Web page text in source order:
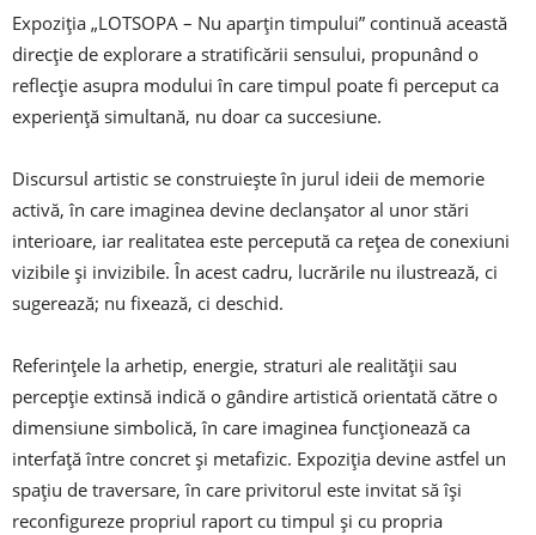
Expoziția „LOTSOPA – Nu aparțin timpului” continuă această
direcție de explorare a stratificării sensului, propunând o
reflecție asupra modului în care timpul poate fi perceput ca
experiență simultană, nu doar ca succesiune.
Discursul artistic se construiește în jurul ideii de memorie
activă, în care imaginea devine declanșator al unor stări
interioare, iar realitatea este percepută ca rețea de conexiuni
vizibile și invizibile. În acest cadru, lucrările nu ilustrează, ci
sugerează; nu fixează, ci deschid.
Referințele la arhetip, energie, straturi ale realității sau
percepție extinsă indică o gândire artistică orientată către o
dimensiune simbolică, în care imaginea funcționează ca
interfață între concret și metafizic. Expoziția devine astfel un
spațiu de traversare, în care privitorul este invitat să își
reconfigureze propriul raport cu timpul și cu propria